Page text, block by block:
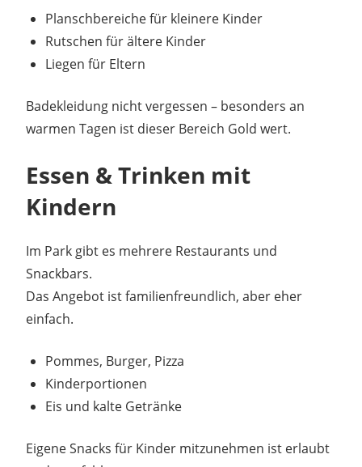
Planschbereiche für kleinere Kinder
Rutschen für ältere Kinder
Liegen für Eltern
Badekleidung nicht vergessen – besonders an
warmen Tagen ist dieser Bereich Gold wert.
Essen & Trinken mit
Kindern
Im Park gibt es mehrere Restaurants und
Snackbars.
Das Angebot ist familienfreundlich, aber eher
einfach.
Pommes, Burger, Pizza
Kinderportionen
Eis und kalte Getränke
Eigene Snacks für Kinder mitzunehmen ist erlaubt